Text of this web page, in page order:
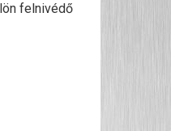
felnivédő